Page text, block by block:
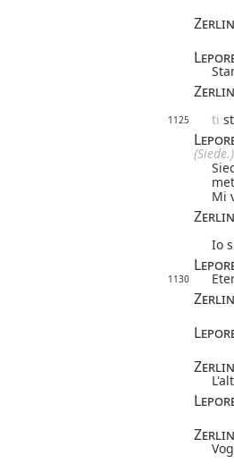
1125 ti
(Siede.)
Mi
Io
1130